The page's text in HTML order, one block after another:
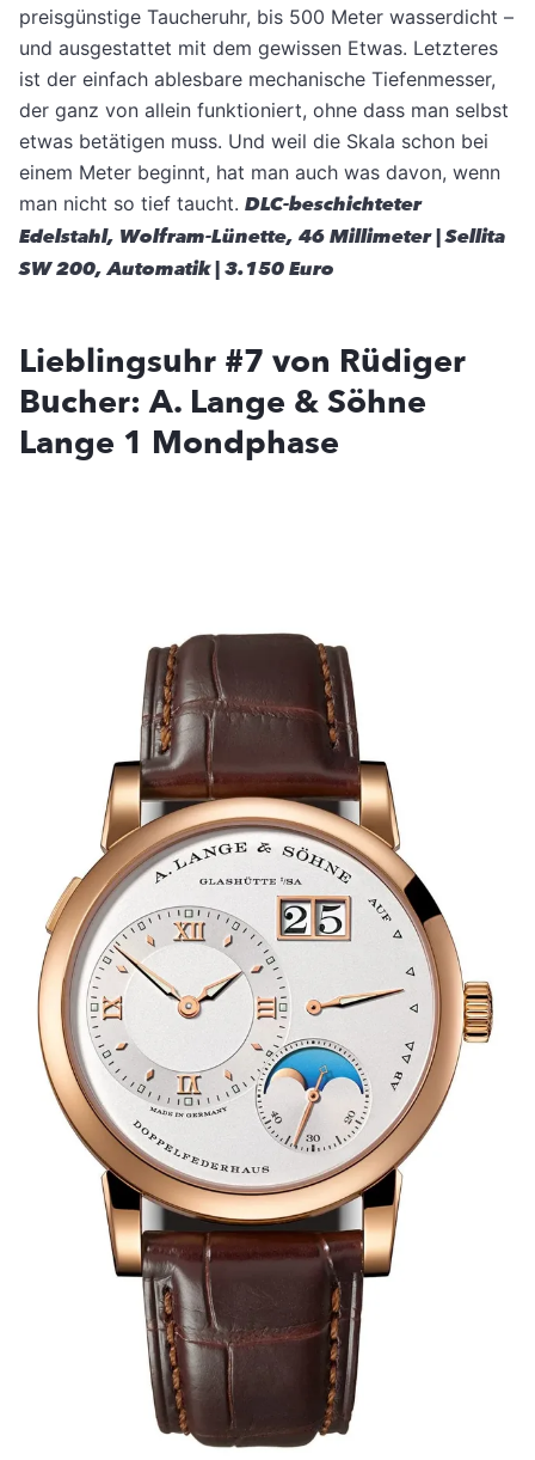
preisgünstige Taucheruhr, bis 500 Meter wasserdicht –
und ausgestattet mit dem gewissen Etwas. Letzteres
ist der einfach ablesbare mechanische Tiefenmesser,
der ganz von allein funktioniert, ohne dass man selbst
etwas betätigen muss. Und weil die Skala schon bei
einem Meter beginnt, hat man auch was davon, wenn
man nicht so tief taucht. DLC-beschichteter
Edelstahl, ­Wolfram-Lünette, 46 Millimeter | Sellita
SW 200, Automatik | 3.150 Euro
Lieblingsuhr #7 von Rüdiger
Bucher: A. Lange & Söhne
Lange 1 Mondphase